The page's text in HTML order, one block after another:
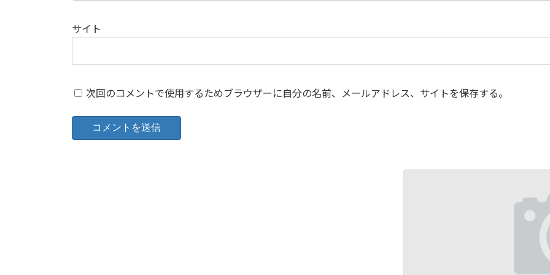
サイト
次回のコメントで使用するためブラウザーに自分の名前、メールアドレス、サイトを保存する。